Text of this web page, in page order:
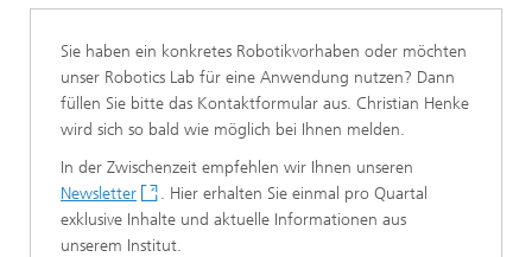
Sie haben ein konkretes Robotikvorhaben oder möchten
unser Robotics Lab für eine Anwendung nutzen? Dann
füllen Sie bitte das Kontaktformular aus. Christian Henke
wird sich so bald wie möglich bei Ihnen melden.
In der Zwischenzeit empfehlen wir Ihnen unseren
Newsletter
. Hier erhalten Sie einmal pro Quartal
exklusive Inhalte und aktuelle Informationen aus
unserem Institut.